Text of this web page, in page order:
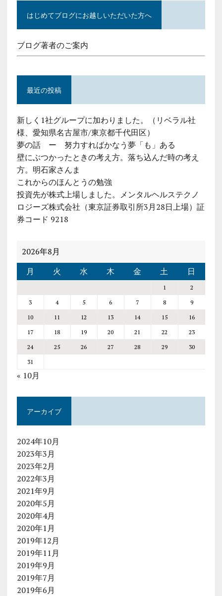
はじめてブログにお越しいただいた方へ
ブログ著者のご案内
最近の投稿
新しく1社グループに加わりました。（リベラル社
様、愛知県名古屋市/東京都千代田区）
夢の話 ー 努力すればかなう夢「も」ある
壁にぶつかったときの考え方。落ち込んだ時の考え
方。明石家さんま
これからのほんとうの勉強
投資先が株式上場しました。メンタルヘルステクノ
ロジーズ株式会社（東京証券取引所3月28日上場）証
券コード 9218
2026年8月
月
火 水 木 金 土 日
1
2
3
4 5 6 7 8
9
10
11 12 13 14 15
16
17
18 19 20 21 22
23
24
25 26 27 28 29
30
31
« 10月
アーカイブ
2024年10月
2023年3月
2023年2月
2022年3月
2021年9月
2020年5月
2020年4月
2020年1月
2019年12月
2019年11月
2019年9月
2019年7月
2019年6月